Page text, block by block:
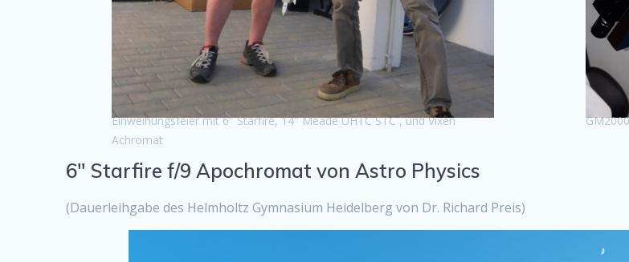
Einweihungsfeier mit 6″ Starfire, 14″ Meade UHTC STC , und Vixen
Achromat
6″ Starfire f/9 Apochromat von Astro Physics
(Dauerleihgabe des Helmholtz Gymnasium Heidelberg von Dr. Richard Preis)